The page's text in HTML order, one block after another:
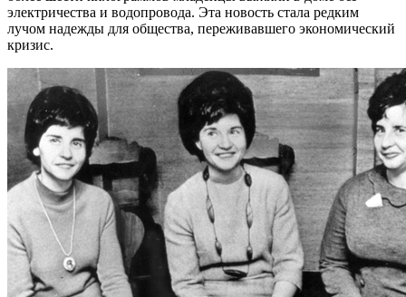
электричества и водопровода. Эта новость стала редким
лучом надежды для общества, переживавшего экономический
кризис.